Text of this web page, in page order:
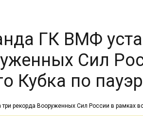
ГК ВМФ
Сил
Кубка по